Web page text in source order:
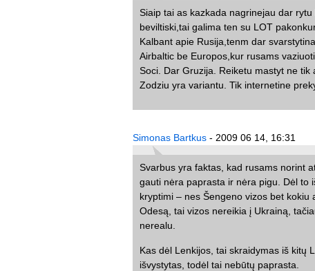
Siaip tai as kazkada nagrinejau dar
beviltiski,tai galima ten su LOT
Kalbant apie Rusija,tenm dar
Airbaltic be Europos,kur rusams
Soci. Dar Gruzija. Reiketu mastyt ne tik
Zodziu yra variantu. Tik internetine
Simonas Bartkus - 2009 06 14, 16:31
Svarbus yra faktas, kad rusams norint
gauti nėra paprasta ir nėra pigu. Dėl to
kryptimi – nes Šengeno vizos bet
Odesą, tai vizos nereikia į Ukrainą,
nerealu.
Kas dėl Lenkijos, tai skraidymas iš kitų
išvystytas, todėl tai nebūtų paprasta.